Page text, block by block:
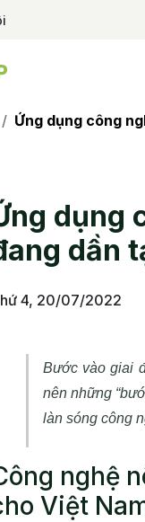
Ứng dụng công
dụng
dần
4, 20/07/2022
Bước vào giai
nên những
làn sóng công
nghệ
Việt